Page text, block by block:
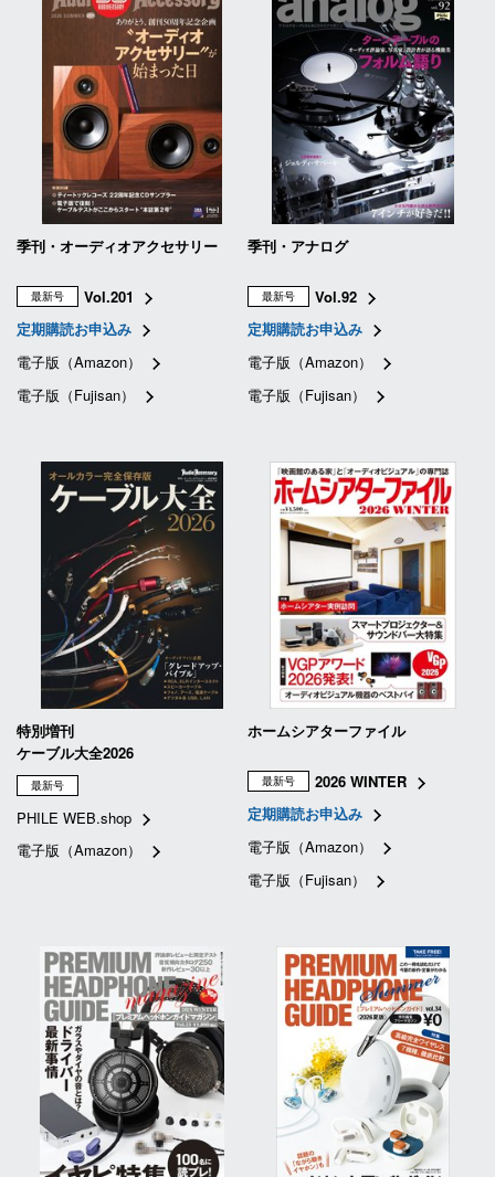
季刊・オーディオアクセサリー
最新号
Vol.201
定期購読お申込み
電子版（Amazon）
電子版（Fujisan）
季刊・アナログ
最新号
Vol.92
定期購読お申込み
電子版（Amazon）
電子版（Fujisan）
特別増刊
ケーブル大全2026
最新号
PHILE WEB.shop
電子版（Amazon）
ホームシアターファイル
最新号
2026 WINTER
定期購読お申込み
電子版（Amazon）
電子版（Fujisan）